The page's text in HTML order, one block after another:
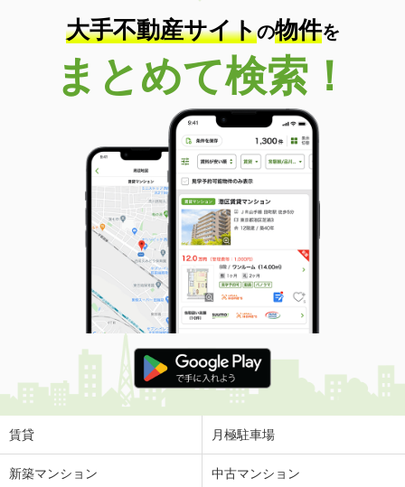
大手不動産サイトの物件を
まとめて検索！
賃貸 月極駐車場
新築マンション 中古マンション